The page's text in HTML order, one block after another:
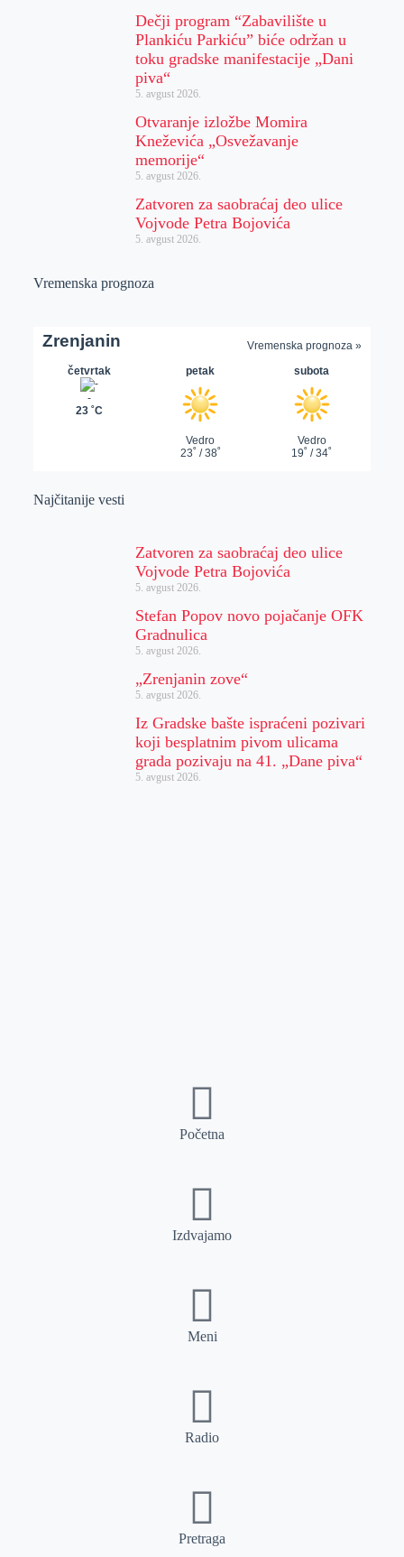
Dečji program “Zabavilište u
Plankiću Parkiću” biće održan u
toku gradske manifestacije „Dani
piva“
5. avgust 2026.
Otvaranje izložbe Momira
Kneževića „Osvežavanje
memorije“
5. avgust 2026.
Zatvoren za saobraćaj deo ulice
Vojvode Petra Bojovića
5. avgust 2026.
Vremenska prognoza
Najčitanije vesti
Zatvoren za saobraćaj deo ulice
Vojvode Petra Bojovića
5. avgust 2026.
Stefan Popov novo pojačanje OFK
Gradnulica
5. avgust 2026.
„Zrenjanin zove“
5. avgust 2026.
Iz Gradske bašte ispraćeni pozivari
koji besplatnim pivom ulicama
grada pozivaju na 41. „Dane piva“
5. avgust 2026.
Početna
Izdvajamo
Meni
Radio
Pretraga